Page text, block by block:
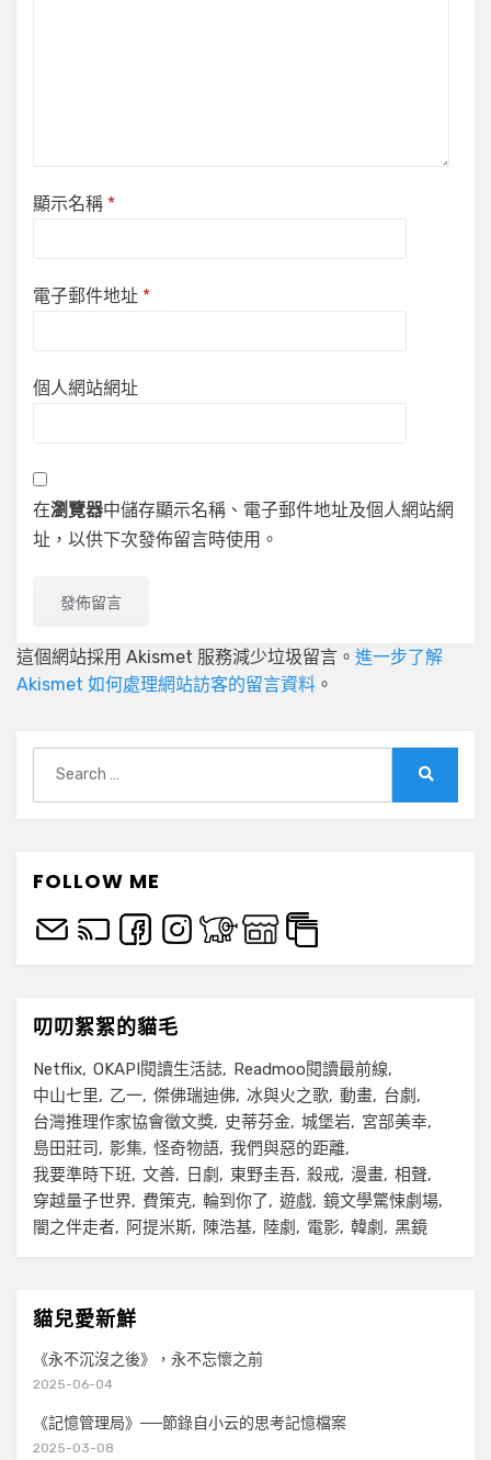
顯示名稱 *
電子郵件地址 *
個人網站網址
在瀏覽器中儲存顯示名稱、電子郵件地址及個人網站網
址，以供下次發佈留言時使用。
這個網站採用 Akismet 服務減少垃圾留言。 進一步了解
Akismet 如何處理網站訪客的留言資料 。
for:
FOLLOW ME
叨叨絮絮的貓毛
Netflix OKAPI閱讀生活誌
Readmoo閱讀最前線
中山七里
乙一 傑佛瑞迪佛 冰與火之歌 動畫
台劇
台灣推理作家協會徵文獎
史蒂芬金 城堡岩
宮部美幸
島田莊司
影集 怪奇物語 我們與惡的距離
我要準時下班
文善 日劇 東野圭吾 殺戒 漫畫 相聲
穿越量子世界
費策克 輪到你了 遊戲 鏡文學驚悚劇場
闇之伴走者
阿提米斯 陳浩基 陸劇 電影 韓劇 黑鏡
貓兒愛新鮮
《永不沉沒之後》，永不忘懷之前
2025-06-04
《記憶管理局》──節錄自小云的思考記憶檔案
2025-03-08